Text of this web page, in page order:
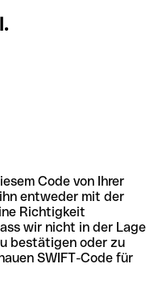
Code von Ihrer
entweder mit der
Richtigkeit
wir nicht in der Lage
bestätigen oder zu
SWIFT-Code für